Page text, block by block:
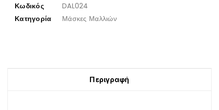
Κωδικός
DAL024
Κατηγορία
Μάσκες Μαλλιών
Περιγραφή